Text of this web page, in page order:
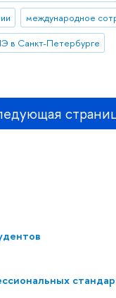
международное
в Санкт-Петербурге